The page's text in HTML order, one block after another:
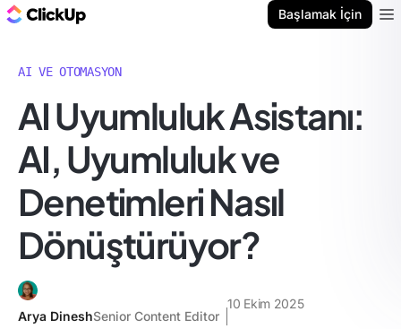
Başlamak İçin
AI VE OTOMASYON
AI Uyumluluk Asistanı:
AI, Uyumluluk ve
Denetimleri Nasıl
Dönüştürüyor?
Arya DineshSenior Content Editor
10 Ekim 2025